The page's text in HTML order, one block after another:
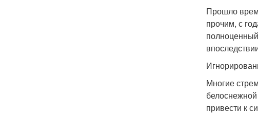
Прошло
прочим, с
Многие
привести к